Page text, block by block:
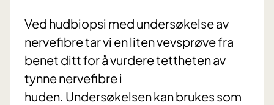
Ved hudbiopsi med undersøkelse av
nervefibre tar vi en liten vevsprøve fra
benet ditt for å vurdere tettheten av
tynne nervefibre i
huden. Undersøkelsen kan brukes som